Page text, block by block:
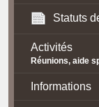
Statuts
Activités
Réunions, aide
Informations